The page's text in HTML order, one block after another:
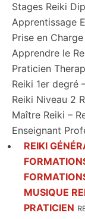
Stages Reiki
Apprentissage
Prise en
Apprendre le
Praticien
Reiki 1er degré
Reiki Niveau 2
Maître Reiki –
Enseignant
REIKI
MUSIQUE
PRATICIEN